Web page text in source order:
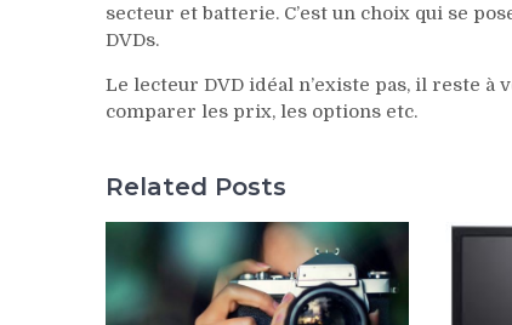
secteur et batterie. C’est un choix qui se
DVDs.
Le lecteur DVD idéal n’existe pas, il reste
comparer les prix, les options etc.
Related Posts